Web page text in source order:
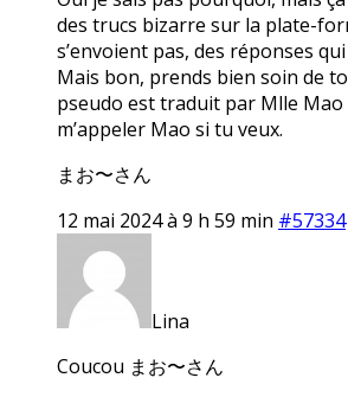
des trucs bizarre sur la plate-
s’envoient pas, des réponses
Mais bon, prends bien soin de
pseudo est traduit par Mlle
m’appeler Mao si tu veux.
まお〜さん
12 mai 2024 à 9 h 59 min #57334
Lina
Coucou まお〜さん